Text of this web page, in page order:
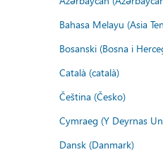
Bahasa Melayu (Asia
Bosanski (Bosna i
Català (català)
Čeština (Česko)
Cymraeg (Y Deyrnas
Dansk (Danmark)